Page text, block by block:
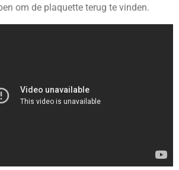
om de plaquette terug te vinden.